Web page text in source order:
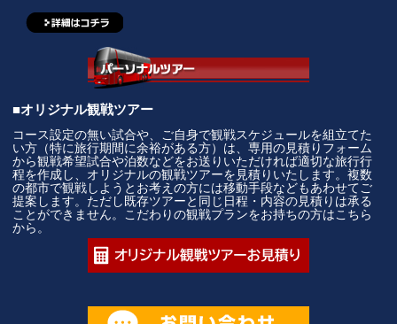
■オリジナル観戦ツアー
コース設定の無い試合や、ご自身で観戦スケジュールを組立てた
い方（特に旅行期間に余裕がある方）は、専用の見積りフォーム
から観戦希望試合や泊数などをお送りいただければ適切な旅行行
程を作成し、オリジナルの観戦ツアーを見積りいたします。複数
の都市で観戦しようとお考えの方には移動手段などもあわせてご
提案します。ただし既存ツアーと同じ日程・内容の見積りは承る
ことができません。こだわりの観戦プランをお持ちの方はこちら
から。